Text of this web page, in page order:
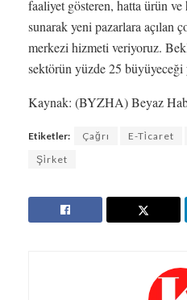
faaliyet gösteren, hatta ürün ve
sunarak yeni pazarlara açılan
merkezi hizmeti veriyoruz.
sektörün yüzde 25 büyüyeceği
Kaynak: (BYZHA) Beyaz
Etiketler: Çağrı E-Ti̇caret
Şi̇rket